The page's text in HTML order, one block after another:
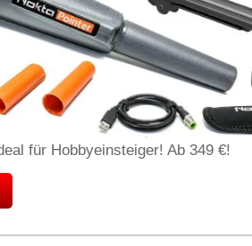
für Hobbyeinsteiger! Ab 349 €!